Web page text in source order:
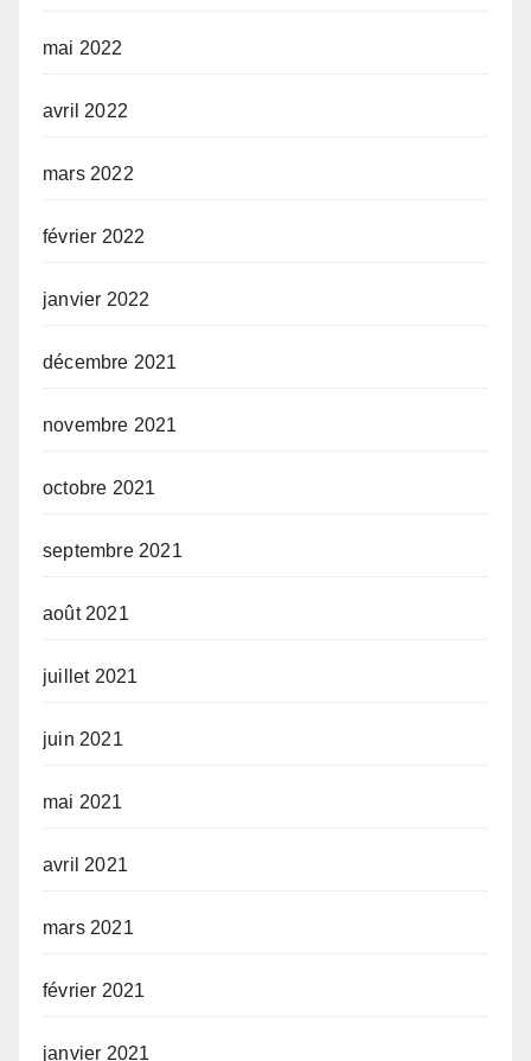
mai 2022
avril 2022
mars 2022
février 2022
janvier 2022
décembre 2021
novembre 2021
octobre 2021
septembre 2021
août 2021
juillet 2021
juin 2021
mai 2021
avril 2021
mars 2021
février 2021
janvier 2021